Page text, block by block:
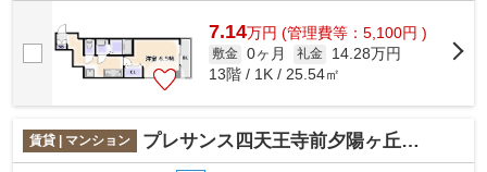
7.14万円 (管理費等：5,100円 )
敷金 0ヶ月 礼金
14.28万円
13階 / 1K / 25.54㎡
賃貸 | マンション プレサンス四天王寺前夕陽ヶ丘凛宮